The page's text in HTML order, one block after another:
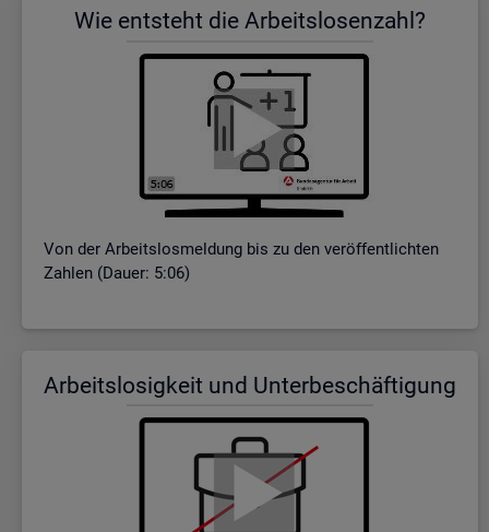
Wie ent­steht die Ar­beits­lo­sen­zahl?
Von der Ar­beits­los­mel­dung bis zu den ver­öf­fent­lich­ten
Zah­len (Dauer: 5:06)
Ar­beits­lo­sig­keit und Un­ter­be­schäf­ti­gung